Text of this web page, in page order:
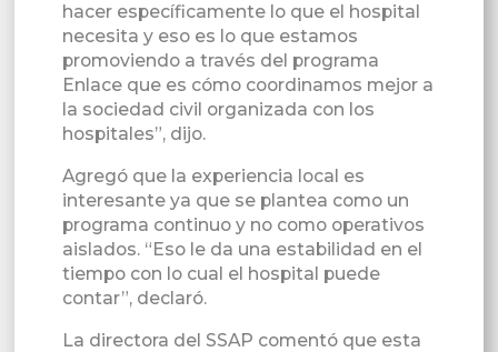
hacer específicamente lo que el hospital
necesita y eso es lo que estamos
promoviendo a través del programa
Enlace que es cómo coordinamos mejor a
la sociedad civil organizada con los
hospitales”, dijo.
Agregó que la experiencia local es
interesante ya que se plantea como un
programa continuo y no como operativos
aislados. “Eso le da una estabilidad en el
tiempo con lo cual el hospital puede
contar”, declaró.
La directora del SSAP comentó que esta